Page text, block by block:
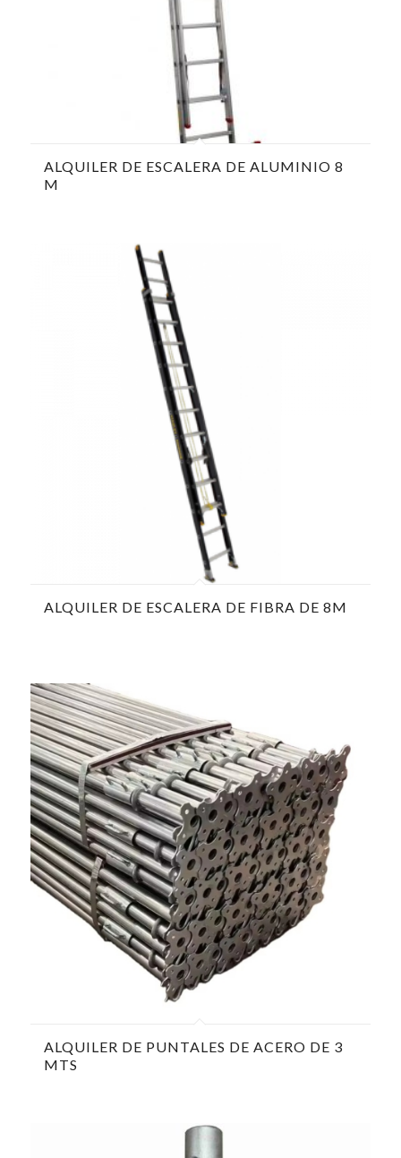
ALQUILER DE ESCALERA DE ALUMINIO 8
M
ALQUILER DE ESCALERA DE FIBRA DE 8M
ALQUILER DE PUNTALES DE ACERO DE 3
MTS